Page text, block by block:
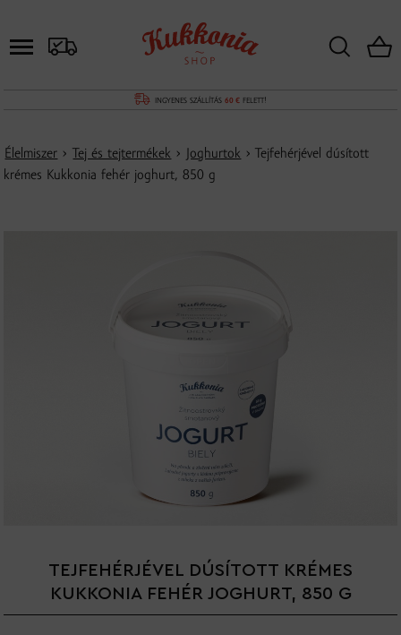
INGYENES SZÁLLÍTÁS 60 € FELETT!
Élelmiszer › Tej és tejtermékek › Joghurtok › Tejfehérjével dúsított
krémes Kukkonia fehér joghurt, 850 g
TEJFEHÉRJÉVEL DÚSÍTOTT KRÉMES
KUKKONIA FEHÉR JOGHURT, 850 G